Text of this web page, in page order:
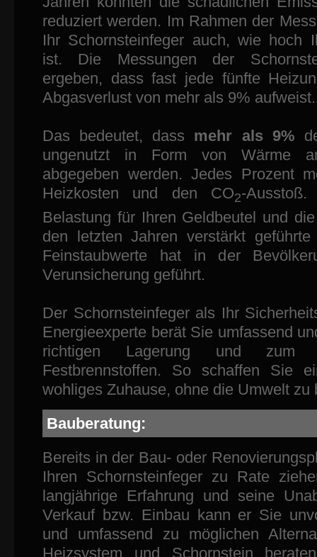
reduziert werden. Im Rahmen der
Ihr Schornsteinfeger auch, wie hoch
ist. Die Messungen der
ergeben, dass fast jede fünfte
Abgasverlust von mehr als 9% aufweist.
Das bedeutet, dass mehr als 9%
ungenutzt in Form von Wärme
abgegeben werden. Jedes Prozent
Heizkosten und den CO2-
Belastung für Ihren Geldbeutel und
den letzten Jahren verstärkt
Feinstaubwerte hat in der
Verunsicherung geführt.
Der Schornsteinfeger als Ihr
Energieexperte berät Sie umfassend
richtigen Lagerung und zum
Festbrennstoffen. So schaffen Sie
wohliges Zuhause, ohne die Umwelt zu
Bauberatung:
Bereits in der Bau- oder
Ihren Schornsteinfeger zu Rate
langjährige Erfahrung und seine
Verkauf bzw. Einbau kann er Sie
und umfassend zu möglichen
Heizsystem und Schornstein